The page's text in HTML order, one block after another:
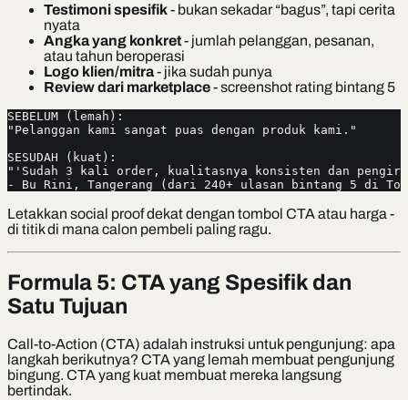
Testimoni spesifik- bukan sekadar “bagus”, tapi cerita
nyata
Angka yang konkret- jumlah pelanggan, pesanan,
atau tahun beroperasi
Logo klien/mitra- jika sudah punya
Review dari marketplace- screenshot rating bintang 5
SEBELUM (lemah):
"Pelanggan kami sangat puas dengan produk kami."
SESUDAH (kuat):
"'Sudah 3 kali order, kualitasnya konsisten dan
- Bu Rini, Tangerang (dari 240+ ulasan bintang 5 di
Letakkan social proof dekat dengan tombol CTA atau harga -
di titik di mana calon pembeli paling ragu.
Formula 5: CTA yang Spesifik dan
Satu Tujuan
Call-to-Action (CTA) adalah instruksi untuk pengunjung: apa
langkah berikutnya? CTA yang lemah membuat pengunjung
bingung. CTA yang kuat membuat mereka langsung
bertindak.